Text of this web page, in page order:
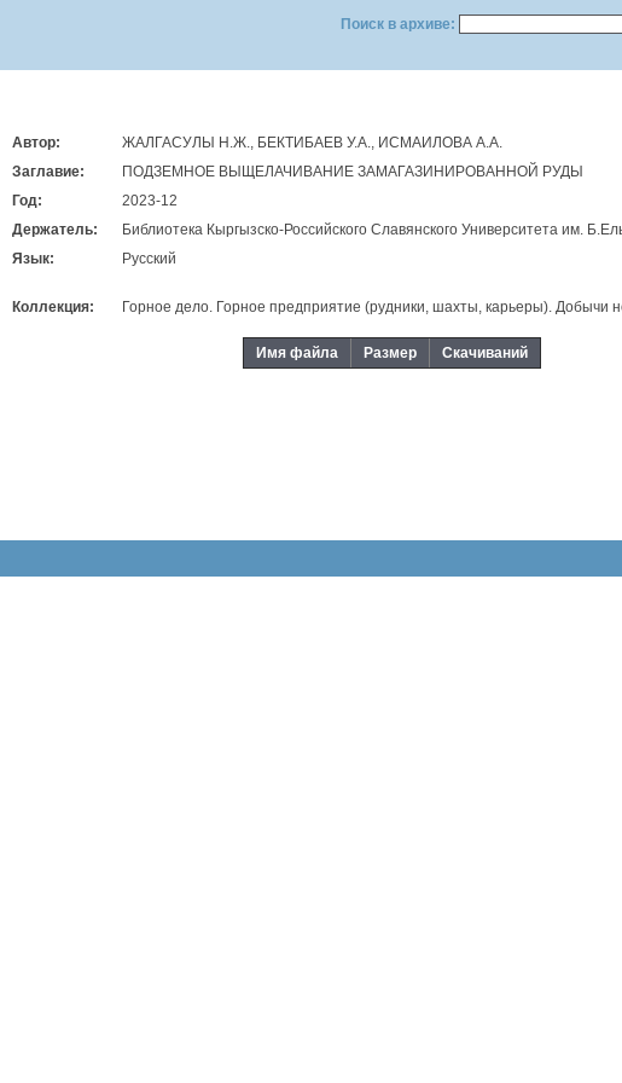
Поиск в архиве:
Автор:
ЖАЛГАСУЛЫ Н.Ж., БЕКТИБАЕВ У.А., ИСМАИЛОВА А.А.
Заглавие:
ПОДЗЕМНОЕ ВЫЩЕЛАЧИВАНИЕ ЗАМАГАЗИНИРОВАННОЙ РУДЫ
Год:
2023-12
Держатель:
Библиотека Кыргызско-Российского Славянского Университета им.
Язык:
Русский
Коллекция: Горное дело. Горное предприятие (рудники, шахты, карьеры). Добычи
Имя файла Размер Скачиваний